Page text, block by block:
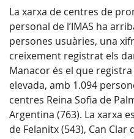
La xarxa de centres de
personal de l’IMAS ha
persones usuàries, una
creixement registrat els
Manacor és el que
elevada, amb 1.094
centres Reina Sofia de
Argentina (763). La xarxa
de Felanitx (543), Can Clar